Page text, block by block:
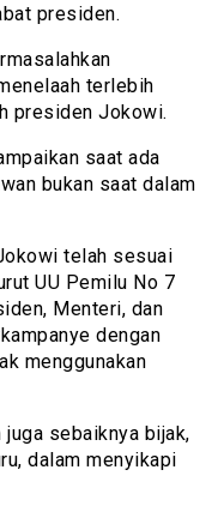
presiden.
terlebih
presiden Jokowi.
saat ada
bukan saat dalam
telah sesuai
UU Pemilu No 7
Menteri, dan
dengan
menggunakan
juga sebaiknya bijak,
dalam menyikapi